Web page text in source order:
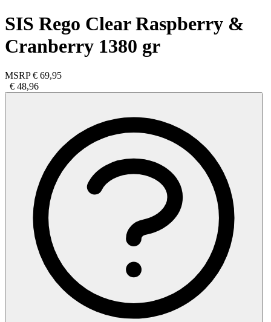
SIS Rego Clear Raspberry &
Cranberry 1380 gr
MSRP € 69,95
€ 48,96